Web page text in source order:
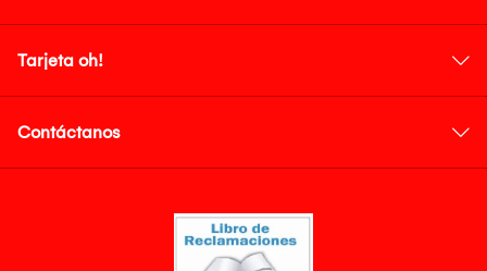
Tarjeta oh!
Contáctanos